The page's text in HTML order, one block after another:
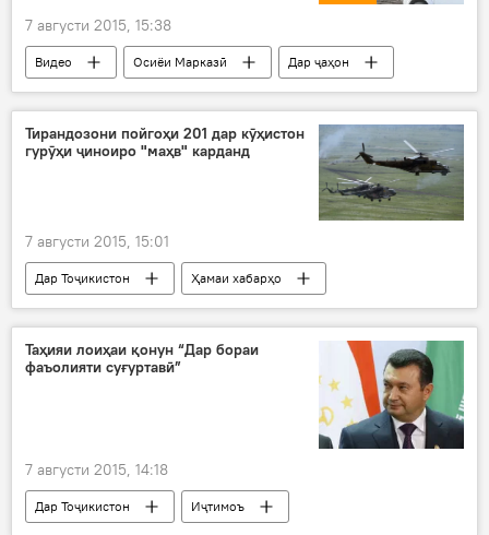
7 августи 2015, 15:38
Видео Осиёи Марказӣ
Дар ҷаҳон
Ҳамаи хабарҳо
Амният ва мудофиа
Тирандозони пойгоҳи 201 дар кӯҳистон
гурӯҳи ҷиноиро "маҳв" карданд
7 августи 2015, 15:01
Дар Тоҷикистон
Ҳамаи хабарҳо
Амният ва мудофиа
пойгоҳи 201
тамриноти зиддитеррористӣ
тамрин дар қаторкӯҳҳои Ҳисор
Дар Русия
Таҳияи лоиҳаи қонун “Дар бораи
фаъолияти суғуртавӣ”
7 августи 2015, 14:18
Дар Тоҷикистон
Иҷтимоъ